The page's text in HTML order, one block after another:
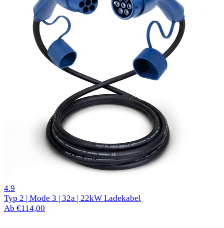
4.9
Typ 2 | Mode 3 | 32a | 22kW Ladekabel
Ab €114,00